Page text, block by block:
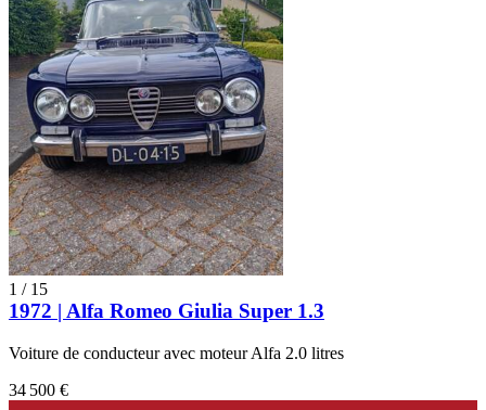
1 / 15
1972 | Alfa Romeo Giulia Super 1.3
Voiture de conducteur avec moteur Alfa 2.0 litres
34 500 €